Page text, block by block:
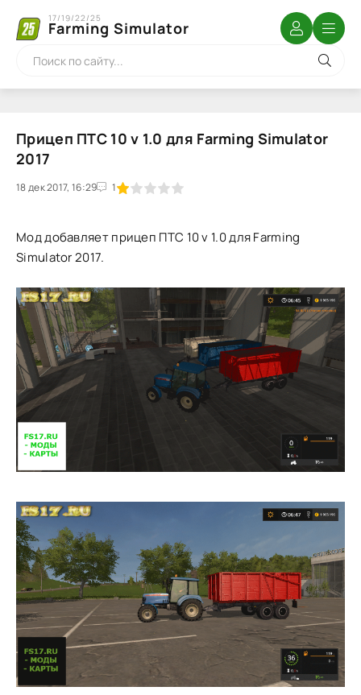
Farming Simulator
17/19/22/25
Прицеп ПТС 10 v 1.0 для Farming Simulator
2017
18 дек 2017, 16:29 1
1 2 3 4 5
Мод добавляет прицеп ПТС 10 v 1.0 для Farming
Simulator 2017.